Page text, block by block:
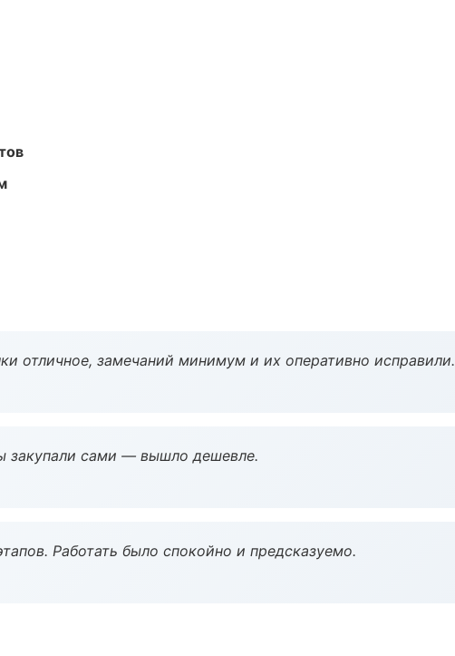
отличное, замечаний минимум и их оперативно исправили.
закупали сами — вышло дешевле.
Работать было спокойно и предсказуемо.